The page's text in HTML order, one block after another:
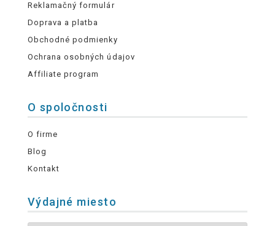
Reklamačný formulár
Doprava a platba
Obchodné podmienky
Ochrana osobných údajov
Affiliate program
O spoločnosti
O firme
Blog
Kontakt
Výdajné miesto